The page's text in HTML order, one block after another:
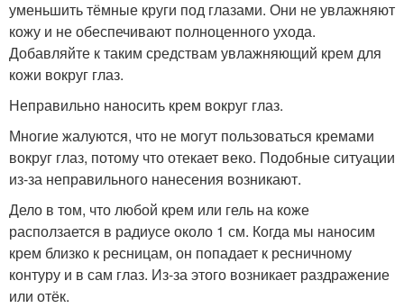
уменьшить тёмные круги под глазами. Они не увлажняют
кожу и не обеспечивают полноценного ухода.
Добавляйте к таким средствам увлажняющий крем для
кожи вокруг глаз.
Неправильно наносить крем вокруг глаз.
Многие жалуются, что не могут пользоваться кремами
вокруг глаз, потому что отекает веко. Подобные ситуации
из-за неправильного нанесения возникают.
Дело в том, что любой крем или гель на коже
расползается в радиусе около 1 см. Когда мы наносим
крем близко к ресницам, он попадает к ресничному
контуру и в сам глаз. Из-за этого возникает раздражение
или отёк.